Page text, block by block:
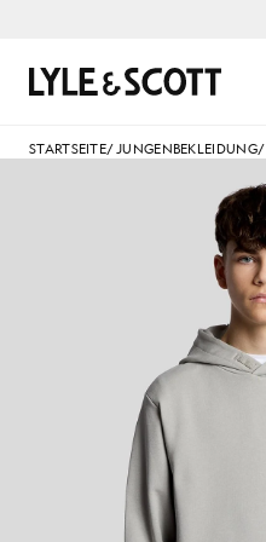
Suchen
STARTSEITE/JUNGENBEKLEIDUNG/